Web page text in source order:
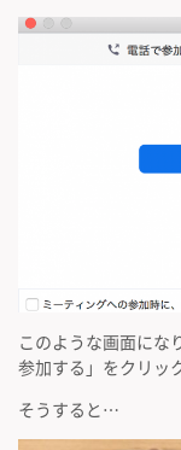
このような画面にな
参加する」をクリッ
そうすると…